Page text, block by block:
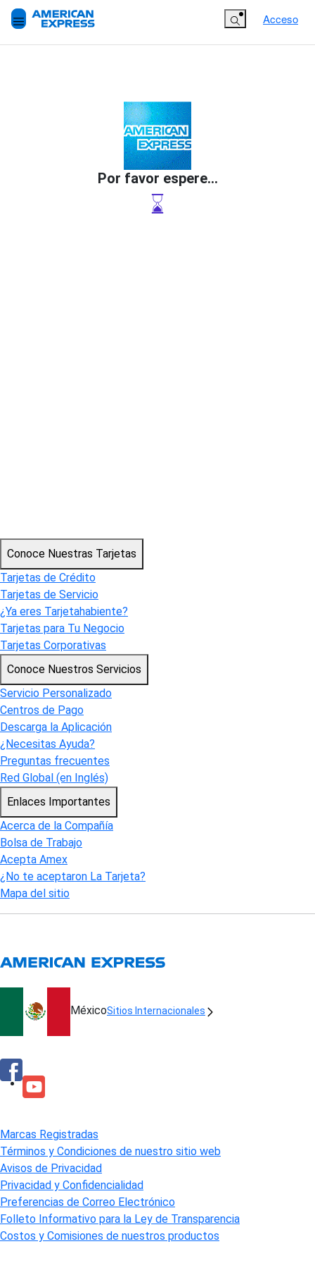
Search Button
Acceso
Por favor espere...
Conoce Nuestras Tarjetas
Tarjetas de Crédito
Tarjetas de Servicio
¿Ya eres Tarjetahabiente?
Tarjetas para Tu Negocio
Tarjetas Corporativas
Conoce Nuestros Servicios
Servicio Personalizado
Centros de Pago
Descarga la Aplicación
¿Necesitas Ayuda?
Preguntas frecuentes
Red Global (en Inglés)
Enlaces Importantes
Acerca de la Compañía
Bolsa de Trabajo
Acepta Amex
¿No te aceptaron La Tarjeta?
Mapa del sitio
MéxicoSitios Internacionales
Marcas Registradas
Términos y Condiciones de nuestro sitio web
Avisos de Privacidad
Privacidad y Confidencialidad
Preferencias de Correo Electrónico
Folleto Informativo para la Ley de Transparencia
Costos y Comisiones de nuestros productos